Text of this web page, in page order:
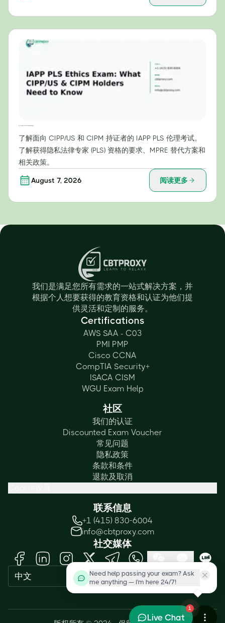
了解面向 CIPP/US 和 CIPM 持证者的 IAPP PLS 伦理考试。
了解获得隐私法律专家 (PLS) 资格的要求、MPRE 替代方案和
相关政策。
August 7, 2026 阅读更多
我们是满足您所有需求的一站式解决方案，并
根据个人想要获得的教育资格和认证为他们提
供灵活和定制的服务。
Certifications
AWS SAA - C03
PMI PMP
Cisco CCNA
CompTIA Security+
ISACA CISM
WGU Exam Help
社区
我们的认证
Discounted Exam Voucher
常见问题
隐私政策
条款和条件
退款及取消
联系信息
+1 (415) 830-6004
info@cbtproxy.com
社交媒体
中文
Need help passing your exam? Ask
me anything — I'm here 24/7!
1
Live Chat